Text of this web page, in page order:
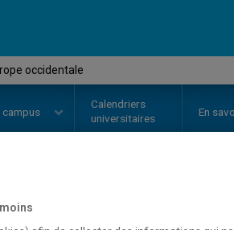
occidentale
campus
Calendriers
universitaires
En
Systèmes